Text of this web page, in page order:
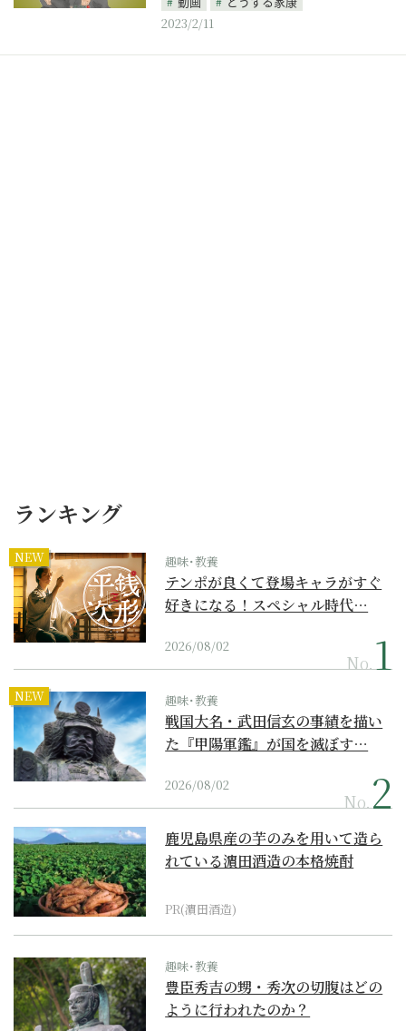
2023/2/11
ランキング
NEW 趣味･教養
テンポが良くて登場キャラがすぐ
好きになる！スペシャル時代…
2026/08/02
No.
NEW 趣味･教養
戦国大名・武田信玄の事績を描い
た『甲陽軍鑑』が国を滅ぼす…
2026/08/02
No.
鹿児島県産の芋のみを用いて造ら
れている濵田酒造の本格焼酎
PR(濵田酒造)
趣味･教養
豊臣秀吉の甥・秀次の切腹はどの
ように行われたのか？